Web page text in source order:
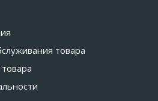
товара